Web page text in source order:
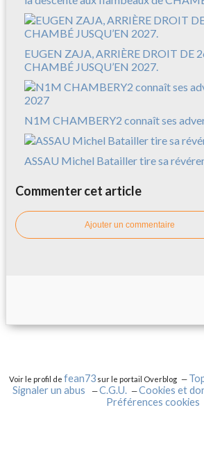
EUGEN ZAJA, ARRIÈRE DROIT DE
CHAMBÉ JUSQU’EN 2027.
N1M CHAMBERY2 connaît ses
ASSAU Michel Batailler tire sa
Commenter cet article
Ajouter un commentaire
Voir le profil defean73 sur le portail Overblog
Signaler un abus
C.G.U.
Cookies et
Préférences cookies